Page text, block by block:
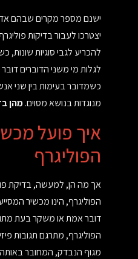
ישנם מספר מקרים שבהם
יצטרכו לעבור בדיקות
להכריע לגבי סוגיות
לגלות מי משני הדוברים
כשמדובר בעימות בין שני
מנוגדות בנושא מסוים.מהן
איך פועל
הפוליגרף
אך מה הן, למעשה, בדיקת
הפוליגרף, הינו מכשיר
דובר אמת או משקר בעת
הפוליגרף, מתרגם תגובות
מגוף הנבדק, המחובר